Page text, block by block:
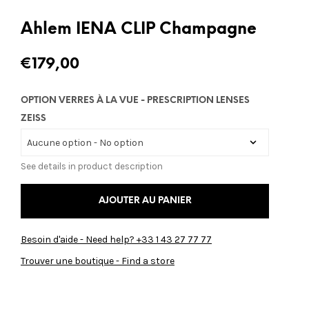
Ahlem IENA CLIP Champagne
€179,00
OPTION VERRES À LA VUE - PRESCRIPTION LENSES
ZEISS
See details in product description
AJOUTER AU PANIER
Besoin d'aide - Need help? +33 1 43 27 77 77
Trouver une boutique - Find a store